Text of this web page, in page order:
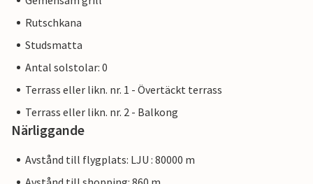
Rutschkana
Studsmatta
Antal solstolar: 0
Terrass eller likn. nr. 1 - Övertäckt terrass
Terrass eller likn. nr. 2 - Balkong
Närliggande
Avstånd till flygplats: LJU : 80000 m